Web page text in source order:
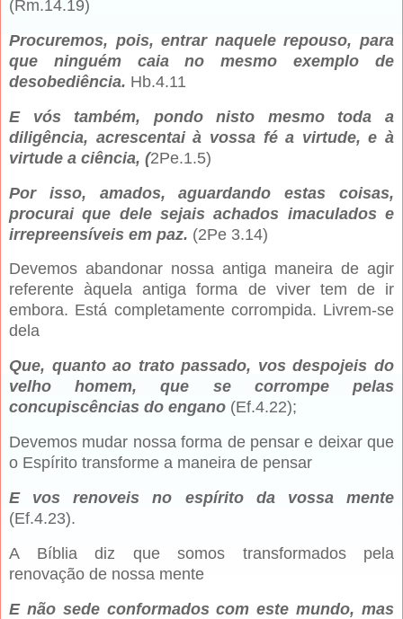
(Rm.14.19)
Procuremos, pois, entrar naquele repouso, para
que ninguém caia no mesmo exemplo de
desobediência. Hb.4.11
E vós também, pondo nisto mesmo toda a
diligência, acrescentai à vossa fé a virtude, e à
virtude a ciência, (2Pe.1.5)
Por isso, amados, aguardando estas coisas,
procurai que dele sejais achados imaculados e
irrepreensíveis em paz. (2Pe 3.14)
Devemos abandonar nossa antiga maneira de agir
referente àquela antiga forma de viver tem de ir
embora. Está completamente corrompida. Livrem-se
dela
Que, quanto ao trato passado, vos despojeis do
velho homem, que se corrompe pelas
concupiscências do engano (Ef.4.22);
Devemos mudar nossa forma de pensar e deixar que
o Espírito transforme a maneira de pensar
E vos renoveis no espírito da vossa mente
(Ef.4.23).
A Bíblia diz que somos transformados pela
renovação de nossa mente
E não sede conformados com este mundo, mas